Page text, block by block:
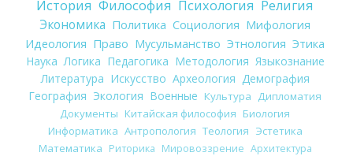
История Философия Психология Религия
Экономика Политика Социология Мифология
Идеология Право Мусульманство Этнология Этика
Наука Логика Педагогика Методология Языкознание
Литература Искусство Археология Демография
География Экология Военные Культура
Дипломатия
Документы Китайская философия Биология
Информатика Антропология Теология Эстетика
Математика Риторика Мировоззрение Архитектура